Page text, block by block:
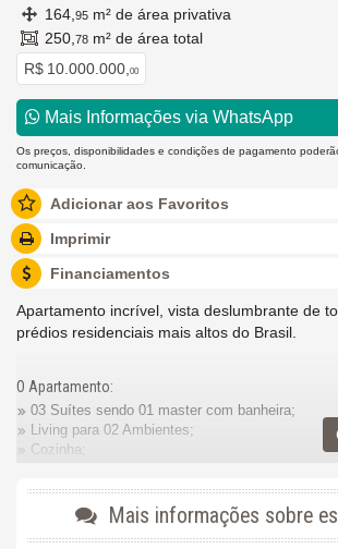
164, 95 m² de área privativa
250, 78 m² de área total
R$ 10.000.000, 00
Mais Informações via WhatsApp
Os preços, disponibilidades e condições de pagamento
comunicação.
Adicionar aos Favoritos
Imprimir
Financiamentos
Apartamento incrível, vista deslumbrante de
prédios residenciais mais altos do Brasil.
O Apartamento:
03 Suítes sendo 01 master com banheira;
Living para 02 Ambientes;
Cozinha;
Janela Infinity;
Lavanderia;
Acesso de Social e Serviço;
Mais informações sobre